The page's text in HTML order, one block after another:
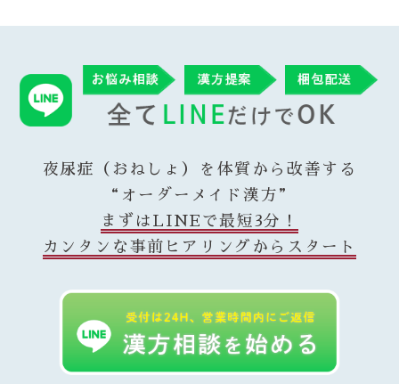
夜尿症（おねしょ）を体質から改善する
“オーダーメイド漢方”
まずはLINEで最短3分！
カンタンな事前ヒアリングからスタート